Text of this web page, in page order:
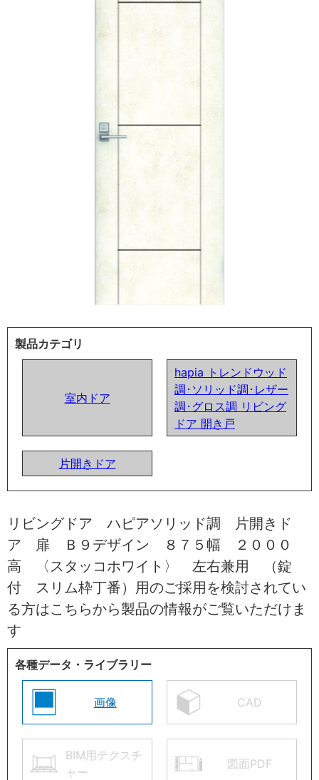
製品カテゴリ
室内ドア
hapia トレンドウッド
調･ソリッド調･レザー
調･グロス調 リビング
ドア 開き戸
片開きドア
リビングドア ハピアソリッド調 片開きド
ア 扉 Ｂ９デザイン ８７５幅 ２０００
高 〈スタッコホワイト〉 左右兼用 （錠
付 スリム枠丁番）用のご採用を検討されてい
る方はこちらから製品の情報がご覧いただけま
す
各種データ・ライブラリー
画像 CAD
BIM用テクスチ
ャー
図面PDF